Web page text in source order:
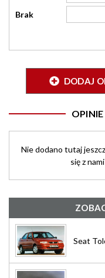
Brak
DODAJ
Nie dodano tutaj
się z
Seat